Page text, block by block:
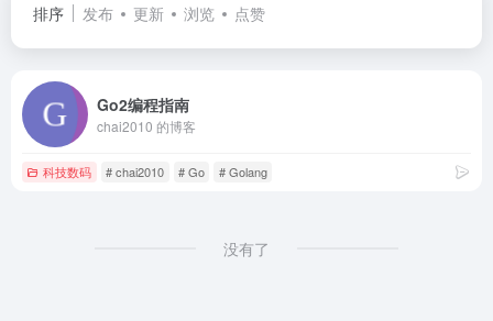
排序 发布 更新 浏览 点赞
Go2编程指南
chai2010 的博客
科技数码 # chai2010 # Go # Golang
没有了